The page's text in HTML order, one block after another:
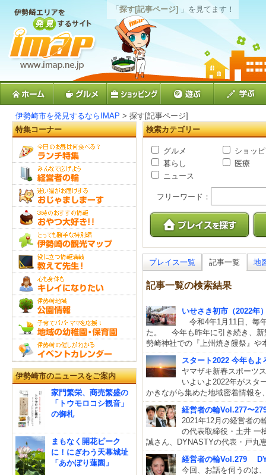
「探す[記事ページ] 」を見てます！
伊勢崎市を発見するならIMAP > 探す[記事ページ]
検索カテゴリー
グルメ
ショッ
暮らし
医療
ニュース
フリーワード：
プレイス一覧 記事一覧 地
記事一覧の検索結果
いせさき初市（2022年
令和4年1月11日、毎
た。 今年も昨年に引き続き、新
勢崎神社での『上州焼き饅祭』や
スタート2022 今年もよ
ヤマザキ新春スポーツ
いよいよ2022年がスタ
かきながら集めた地域密着情報を
経営者の輪Vol.277〜
2021年12月の経営者の
の代表取締役・土井
誠さん、DYNASTYの代表・戸丸
経営者の輪Vol.279
今回、お話を伺うのは
特集コーナー
伊勢崎市のニュースをご案内
家門繁栄、商売繁盛の
「トウモロコシ観音」
の御札
まもなく開花ピーク
に！にぎわう天幕城址
「あかぼり蓮園」